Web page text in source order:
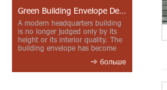
Green Building Envelope Design: Clay Sunscreen Fins for Modern Headquarters Architecture
A modern headquarters building
is no longer judged only by its
height or its interior quality. The
building envelope has become
больше